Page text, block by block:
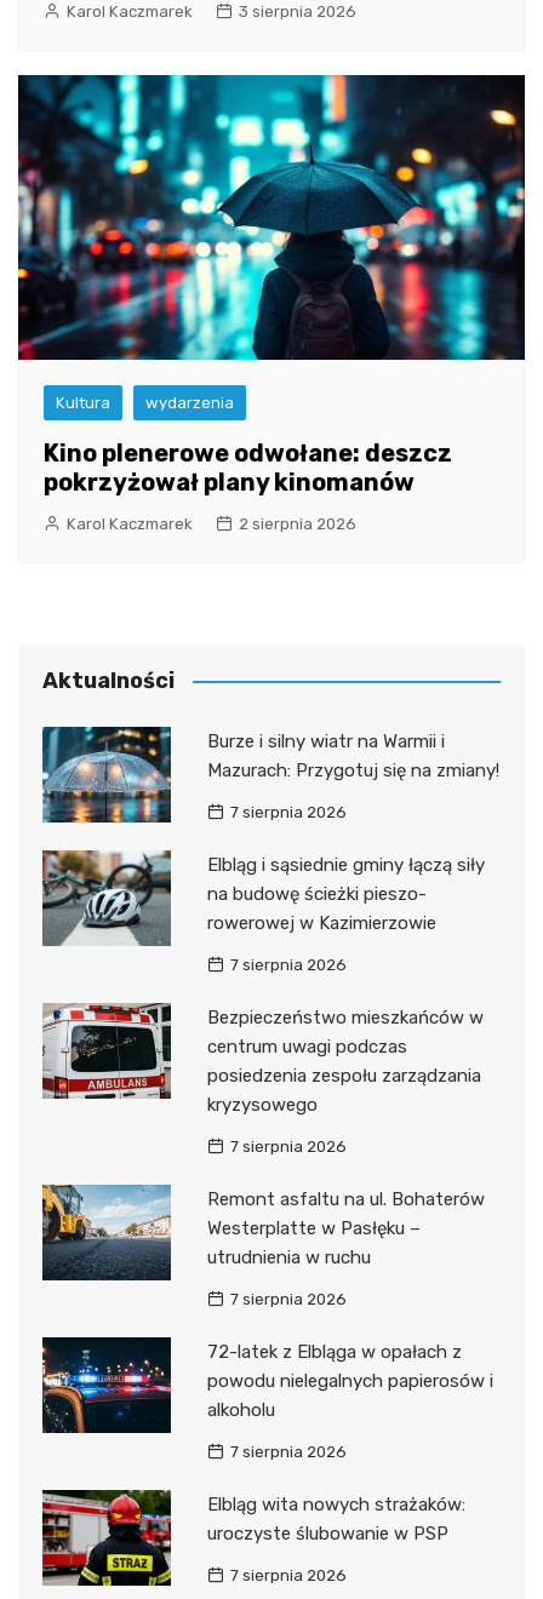
Karol Kaczmarek 3 sierpnia 2026
Kultura wydarzenia
Kino plenerowe odwołane: deszcz
pokrzyżował plany kinomanów
Karol Kaczmarek 2 sierpnia 2026
Aktualności
Burze i silny wiatr na Warmii i
Mazurach: Przygotuj się na zmiany!
7 sierpnia 2026
Elbląg i sąsiednie gminy łączą siły
na budowę ścieżki pieszo-
rowerowej w Kazimierzowie
7 sierpnia 2026
Bezpieczeństwo mieszkańców w
centrum uwagi podczas
posiedzenia zespołu zarządzania
kryzysowego
7 sierpnia 2026
Remont asfaltu na ul. Bohaterów
Westerplatte w Pasłęku –
utrudnienia w ruchu
7 sierpnia 2026
72-latek z Elbląga w opałach z
powodu nielegalnych papierosów i
alkoholu
7 sierpnia 2026
Elbląg wita nowych strażaków:
uroczyste ślubowanie w PSP
7 sierpnia 2026